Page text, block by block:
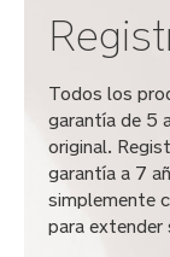
Todos los
garantía de 5
original.
garantía a 7
simplemente
para extender